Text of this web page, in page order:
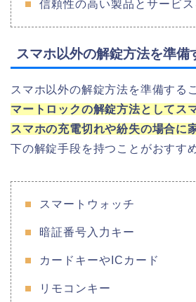
信頼性の高い製品とサービ
スマホ以外の解錠方法を準備
スマホ以外の解錠方法を準備する
マートロックの解錠方法としてス
スマホの充電切れや紛失の場合に
下の解錠手段を持つことがおすす
スマートウォッチ
暗証番号入力キー
カードキーやICカード
リモコンキー